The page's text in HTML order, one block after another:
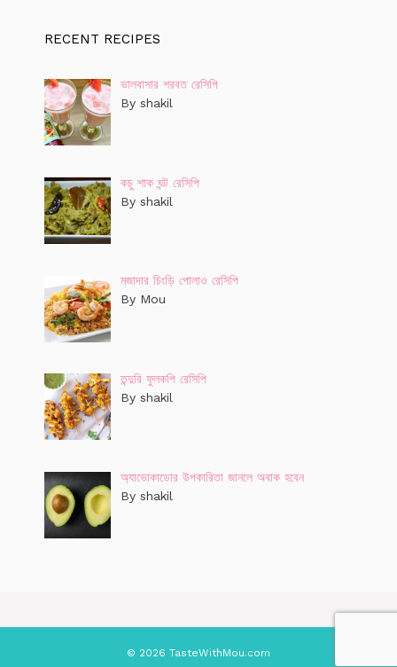
RECENT RECIPES
ভালবাসার শরবত রেসিপি
By shakil
কচু শাক ঘন্ট রেসিপি
By shakil
মজাদার চিংড়ি পোলাও রেসিপি
By Mou
তন্দুরি ফুলকপি রেসিপি
By shakil
অ্যাভোকাডোর উপকারিতা জানলে অবাক হবেন
By shakil
© 2026 TasteWithMou.com